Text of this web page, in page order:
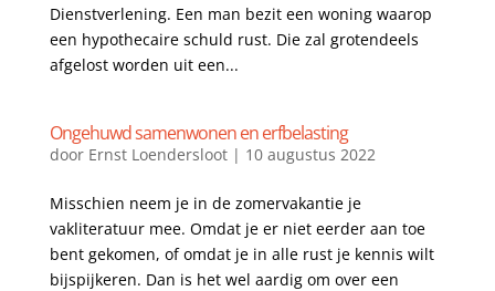
Dienstverlening. Een man bezit een woning waarop
een hypothecaire schuld rust. Die zal grotendeels
afgelost worden uit een...
Ongehuwd samenwonen en erfbelasting
door Ernst Loendersloot| 10 augustus 2022
Misschien neem je in de zomervakantie je
vakliteratuur mee. Omdat je er niet eerder aan toe
bent gekomen, of omdat je in alle rust je kennis wilt
bijspijkeren. Dan is het wel aardig om over een